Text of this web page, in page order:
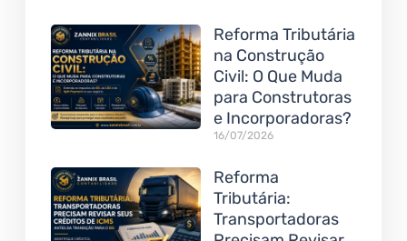
Reforma Tributária
na Construção
Civil: O Que Muda
para Construtoras
e Incorporadoras?
16/07/2026
Reforma
Tributária:
Transportadoras